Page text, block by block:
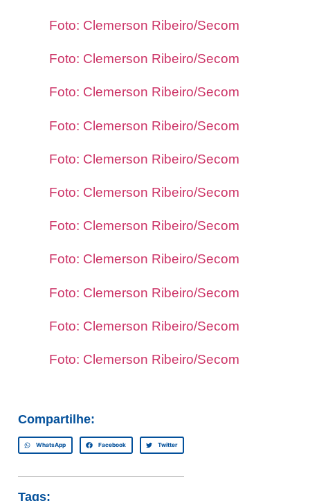
Foto: Clemerson Ribeiro/Secom
Foto: Clemerson Ribeiro/Secom
Foto: Clemerson Ribeiro/Secom
Foto: Clemerson Ribeiro/Secom
Foto: Clemerson Ribeiro/Secom
Foto: Clemerson Ribeiro/Secom
Foto: Clemerson Ribeiro/Secom
Foto: Clemerson Ribeiro/Secom
Foto: Clemerson Ribeiro/Secom
Foto: Clemerson Ribeiro/Secom
Foto: Clemerson Ribeiro/Secom
Compartilhe:
WhatsApp Facebook Twitter
Tags: